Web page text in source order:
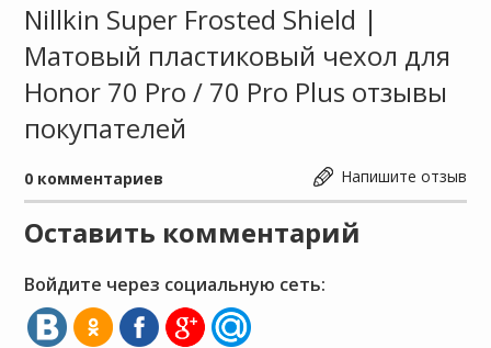
Nillkin Super Frosted Shield |
Матовый пластиковый чехол для
Honor 70 Pro / 70 Pro Plus отзывы
покупателей
Напишите отзыв
0 комментариев
Оставить комментарий
Войдите через социальную сеть: